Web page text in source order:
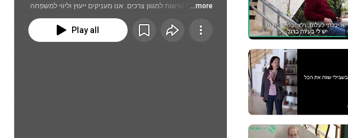
בחדר המדרגות. צפו בסרטוני ההמלצה של לקוחות המספרים
...more
Play all